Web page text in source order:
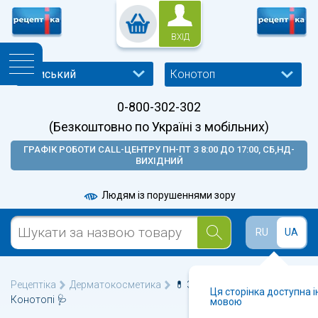
ВХІД
Конотоп
0-800-302-302
(Безкоштовно по Україні з мобільних)
ГРАФІК РОБОТИ CALL-ЦЕНТРУ ПН-ПТ З 8:00 ДО 17:00, СБ,НД-
ВИХІДНИЙ
Людям із порушеннями зору
RU UA
Ця сторінка доступна
мовою
Рецептіка Дерматокосметика
💊 Захист від сонця у
Конотопі 🩺